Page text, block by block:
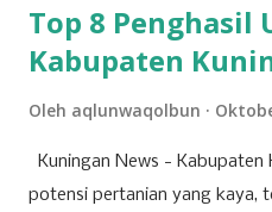
Top 8 Penghasil
Kabupaten
Oleh aqlunwaqolbun
Kuningan News - Kabupaten
potensi pertanian yang kaya,